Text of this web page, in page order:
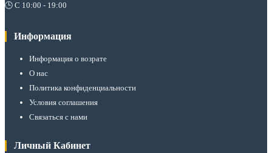
🕒 С 10:00 - 19:00
Информация
Информация о возрате
О нас
Политика конфиденциальности
Условия соглашения
Связаться с нами
Личный Кабинет